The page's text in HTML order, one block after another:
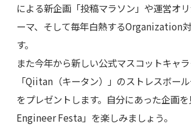
による新企画「投稿マラソン」や運営オ
ーマ、そして毎年白熱するOrganization
す。
また今年から新しい公式マスコットキャ
「Qiitan（キータン）」のストレスボー
をプレゼントします。自分にあった企画
Engineer Festa」を楽しみましょう。